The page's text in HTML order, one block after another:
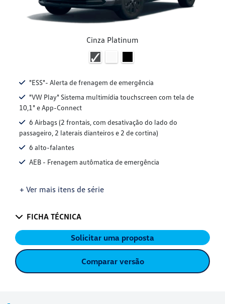
Cinza Platinum
"ESS"- Alerta de frenagem de emergência
"VW Play" Sistema multimídia touchscreen com tela de
10,1" e App-Connect
6 Airbags (2 frontais, com desativação do lado do
passageiro, 2 laterais dianteiros e 2 de cortina)
6 alto-falantes
AEB - Frenagem autômatica de emergência
+ Ver mais itens de série
FICHA TÉCNICA
Solicitar uma proposta
Comparar versão